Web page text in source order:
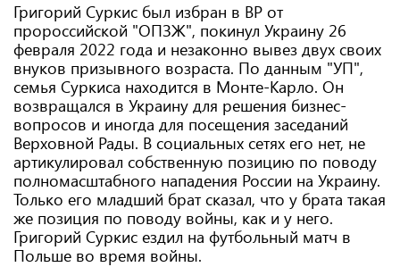
Григорий Суркис был избран в ВР от
пророссийской "ОПЗЖ", покинул Украину 26
февраля 2022 года и незаконно вывез двух своих
внуков призывного возраста. По данным "УП",
семья Суркиса находится в Монте-Карло. Он
возвращался в Украину для решения бизнес-
вопросов и иногда для посещения заседаний
Верховной Рады. В социальных сетях его нет, не
артикулировал собственную позицию по поводу
полномасштабного нападения России на Украину.
Только его младший брат сказал, что у брата такая
же позиция по поводу войны, как и у него.
Григорий Суркис ездил на футбольный матч в
Польше во время войны.